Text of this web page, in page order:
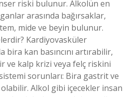
riski bulunur. Alkolün en
arasında bağırsaklar,
mide ve beyin bulunur.
Kardiyovasküler
bira kan basıncını artırabilir,
ve kalp krizi veya felç riskini
sorunları: Bira gastrit ve
Alkol gibi içecekler insan